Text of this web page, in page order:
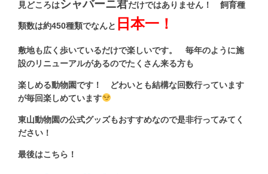
見どころはシャバーニ君だけではありません！ 飼育種
類数は約450種類でなんと 日本一！
敷地も広く歩いているだけで楽しいです。 毎年のように施
設のリニューアルがあるのでたくさん来る方も
楽しめる動物園です！ どわいとも結構な回数行っています
が毎回楽しめています
東山動物園の公式グッズもおすすめなので是非行ってみてく
ださい！
最後はこちら！